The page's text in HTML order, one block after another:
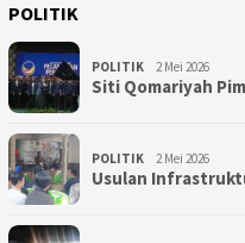
POLITIK
POLITIK 2 Mei 2026
Siti Qomariyah
POLITIK 2 Mei 2026
Usulan